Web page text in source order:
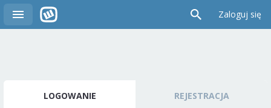
Zaloguj się
LOGOWANIE REJESTRACJA